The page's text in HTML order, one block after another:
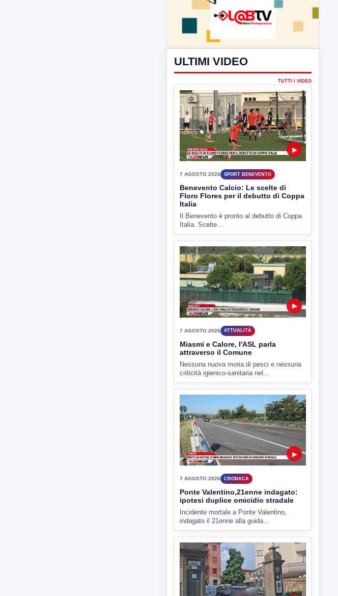
ULTIMI VIDEO
▶
7 AGOSTO 2026 SPORT BENEVENTO
Benevento Calcio: Le scelte di
Floro Flores per il debutto di Coppa
Il Benevento è pronto al debutto di Coppa
Italia. Scelte...
▶
7 AGOSTO 2026 ATTUALITÀ
Miasmi e Calore, l'ASL parla
attraverso il Comune
Nessuna nuova moria di pesci e nessuna
criticità igienico-sanitaria nel...
▶
7 AGOSTO 2026
Ponte Valentino,21enne indagato:
ipotesi duplice omicidio stradale
Incidente mortale a Ponte Valentino,
indagato il 21enne alla guida...
▶
7 AGOSTO 2026 CRONACA